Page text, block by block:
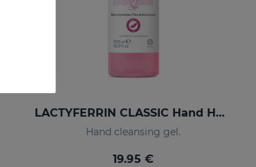
LACTYFERRIN CLASSIC Hand Hygiene Gel 500ml
Hand cleansing gel.
19.95 €